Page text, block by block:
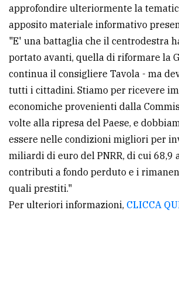
approfondire ulteriormente la
apposito materiale informativo
"E' una battaglia che il centrodestra
portato avanti, quella di riformare la
continua il consigliere Tavola - ma
tutti i cittadini. Stiamo per ricevere
economiche provenienti dalla
volte alla ripresa del Paese, e
essere nelle condizioni migliori per
miliardi di euro del PNRR, di cui 68,9
contributi a fondo perduto e i
quali prestiti."
Per ulteriori informazioni, CLICCA